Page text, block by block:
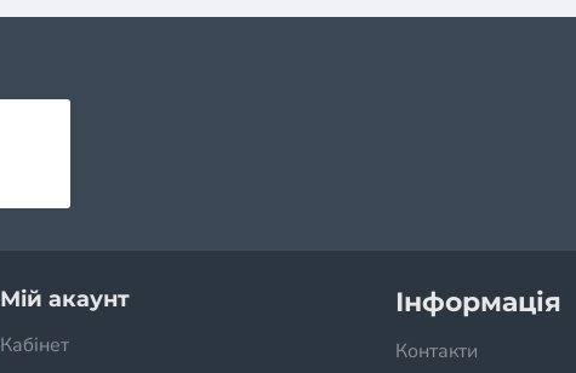
Мій акаунт
Кабінет
Інформація
Контакти